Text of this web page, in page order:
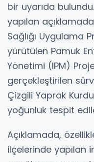
bir uyarıda
yapılan
Sağlığı Uygulama
yürütülen Pamuk
Yönetimi (IPM)
gerçekleştirilen
Çizgili Yaprak
yoğunluk tespit
Açıklamada,
ilçelerinde yapılan